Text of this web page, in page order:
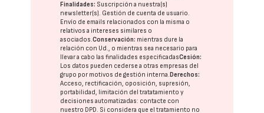
Finalidades: Suscripción a nuestra(s)
newsletter(s). Gestión de cuenta de usuario.
Envío de emails relacionados con la misma o
relativos a intereses similares o
asociados.Conservación: mientras dure la
relación con Ud., o mientras sea necesario para
llevar a cabo las finalidades especificadasCesión:
Los datos pueden cederse a otras empresas del
grupo por motivos de gestión interna. Derechos:
Acceso, rectificación, oposición, supresión,
portabilidad, limitación del tratatamiento y
decisiones automatizadas: contacte con
nuestro DPD. Si considera que el tratamiento no